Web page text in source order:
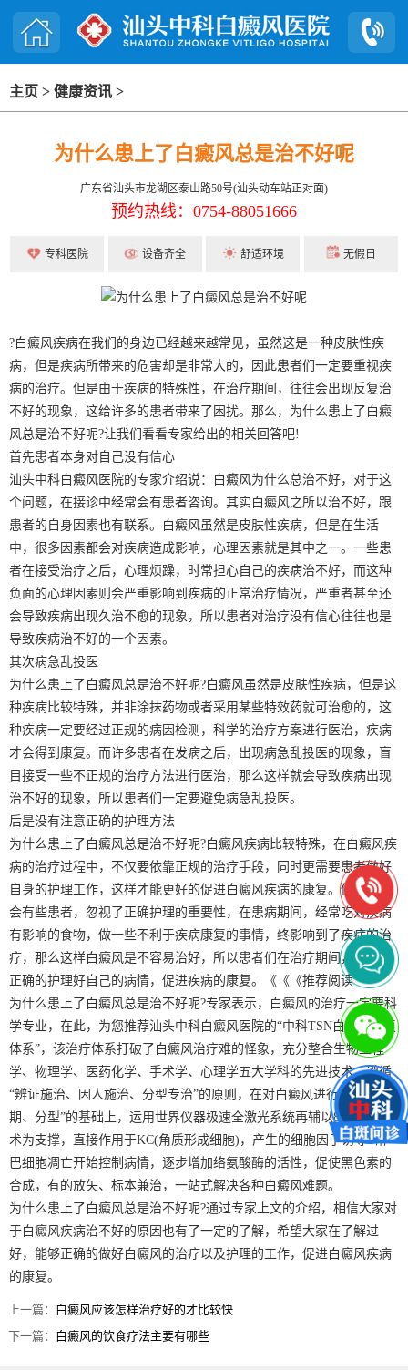
主页 > 健康资讯 >
为什么患上了白癜风总是治不好呢
广东省汕头市龙湖区泰山路50号(汕头动车站正对面)
预约热线：0754-88051666
专科医院 设备齐全 舒适环境 无假日
?白癜风疾病在我们的身边已经越来越常见，虽然这是一种皮肤性疾
病，但是疾病所带来的危害却是非常大的，因此患者们一定要重视疾
病的治疗。但是由于疾病的特殊性，在治疗期间，往往会出现反复治
不好的现象，这给许多的患者带来了困扰。那么，为什么患上了白癜
风总是治不好呢?让我们看看专家给出的相关回答吧!
首先患者本身对自己没有信心
汕头中科白癜风医院的专家介绍说：白癜风为什么总治不好，对于这
个问题，在接诊中经常会有患者咨询。其实白癜风之所以治不好，跟
患者的自身因素也有联系。白癜风虽然是皮肤性疾病，但是在生活
中，很多因素都会对疾病造成影响，心理因素就是其中之一。一些患
者在接受治疗之后，心理烦躁，时常担心自己的疾病治不好，而这种
负面的心理因素则会严重影响到疾病的正常治疗情况，严重者甚至还
会导致疾病出现久治不愈的现象，所以患者对治疗没有信心往往也是
导致疾病治不好的一个因素。
其次病急乱投医
为什么患上了白癜风总是治不好呢?白癜风虽然是皮肤性疾病，但是这
种疾病比较特殊，并非涂抹药物或者采用某些特效药就可治愈的，这
种疾病一定要经过正规的病因检测，科学的治疗方案进行医治，疾病
才会得到康复。而许多患者在发病之后，出现病急乱投医的现象，盲
目接受一些不正规的治疗方法进行医治，那么这样就会导致疾病出现
治不好的现象，所以患者们一定要避免病急乱投医。
后是没有注意正确的护理方法
为什么患上了白癜风总是治不好呢?白癜风疾病比较特殊，在白癜风疾
病的治疗过程中，不仅要依靠正规的治疗手段，同时更需要患者做好
自身的护理工作，这样才能更好的促进白癜风疾病的康复。但是往往
会有些患者，忽视了正确护理的重要性，在患病期间，经常吃对疾病
有影响的食物，做一些不利于疾病康复的事情，终影响到了疾病的治
疗，那么这样白癜风是不容易治好，所以患者们在治疗期间，一定要
正确的护理好自己的病情，促进疾病的康复。《《《推荐阅读
为什么患上了白癜风总是治不好呢?专家表示，白癜风的治疗一定要科
学专业，在此，为您推荐汕头中科白癜风医院的“中科TSN白癜风康复
体系”，该治疗体系打破了白癜风治疗难的怪象，充分整合生物工程
学、物理学、医药化学、手术学、心理学五大学科的先进技术，遵循
“辨证施治、因人施治、分型专治”的原则，在对白癜风进行“分类、分
期、分型”的基础上，运用世界仪器极速全激光系统再辅以8大疗法技
术为支撑，直接作用于KC(角质形成细胞)，产生的细胞因子诱导T淋
巴细胞凋亡开始控制病情，逐步增加络氨酸酶的活性，促使黑色素的
合成，有的放矢、标本兼治，一站式解决各种白癜风难题。
为什么患上了白癜风总是治不好呢?通过专家上文的介绍，相信大家对
于白癜风疾病治不好的原因也有了一定的了解，希望大家在了解过
好，能够正确的做好白癜风的治疗以及护理的工作，促进白癜风疾病
的康复。
上一篇： 白癜风应该怎样治疗好的才比较快
下一篇： 白癜风的饮食疗法主要有哪些